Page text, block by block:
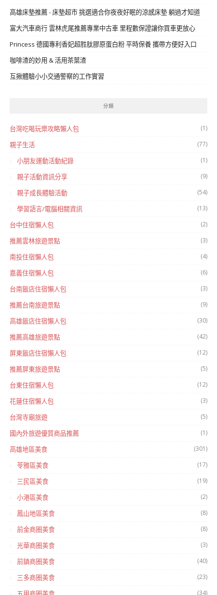
高雄床墊推薦 - 床墊超市 挑選適合你夜夜好眠的涼感床墊 躺過才知道
富大汽車商行 雲林虎尾推薦專業中古車 里程數保證讓你買車更放心
Princess 德國專利香妃超胜肽膠原蛋白粉 平時保養 攜帶方便好入口
咖啡渣的妙用 & 活用茶葉渣
互揪體驗小小交通警察的工作實習
分類
台灣吃喝玩樂攻略懶人包 (1)
親子生活 (77)
小朋友運動活動紀錄 (1)
親子活動資訊分享 (9)
親子成長體驗活動 (54)
學習語言/電腦相關資訊 (13)
台中住宿懶人包 (2)
推薦雲林旅遊景點 (3)
南投住宿懶人包 (4)
嘉義住宿懶人包 (6)
台南飯店住宿懶人包 (3)
推薦台南旅遊景點 (9)
高雄飯店住宿懶人包 (30)
推薦高雄旅遊景點 (42)
屏東飯店住宿懶人包 (12)
推薦屏東旅遊景點 (5)
台東住宿懶人包 (12)
花蓮住宿懶人包 (3)
台灣寺廟旅遊 (5)
國內外旅遊優質商品推薦 (1)
高雄地區美食 (301)
苓雅區美食 (17)
三民區美食 (19)
小港區美食 (2)
鳳山地區美食 (8)
前金商圈美食 (8)
光華商圈美食 (3)
前鎮商圈美食 (40)
三多商圈美食 (23)
(34)